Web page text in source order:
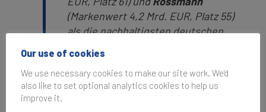
(Markenwert 4,2 Mrd. EUR, Platz 55)
als die nachhaltigsten deutschen
In den vergangenen Jahren
erweiterte dm seine Auswahl von
nachhaltigen Produkten und legte
Our use of cookies
We use necessary cookies to make our site work. We'd
also like to set optional analytics cookies to help us
improve it.